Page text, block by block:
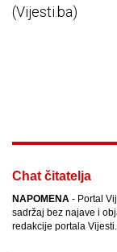
(Vijesti.ba)
Chat čitatelja
NAPOMENA - Portal
sadržaj bez najave i
redakcije portala